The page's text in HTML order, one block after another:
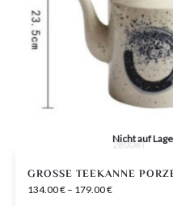
Nicht auf
GROSSE TEEKANNE
134.00€ – 179.00€